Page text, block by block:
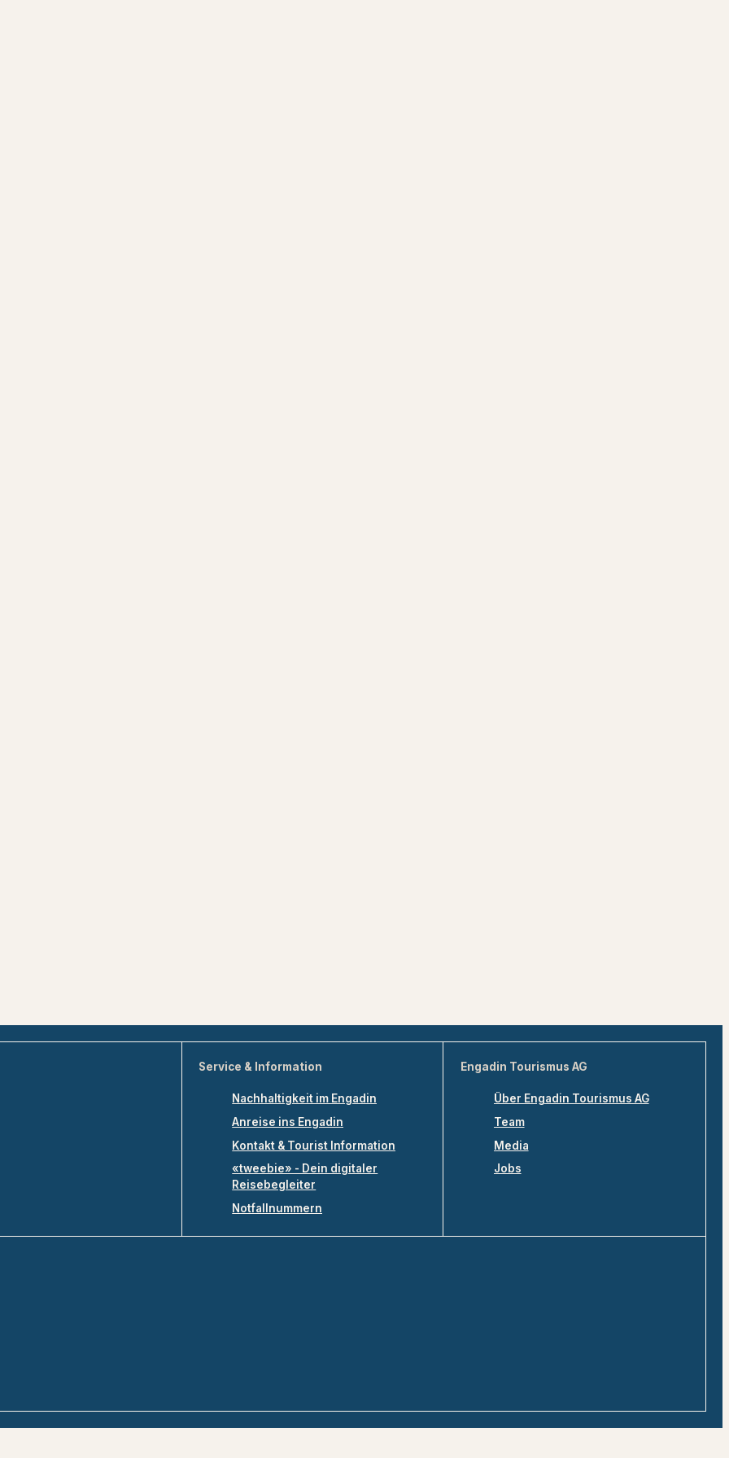
Service & Information
Nachhaltigkeit im Engadin
Anreise ins Engadin
Kontakt & Tourist Information
«tweebie» - Dein digitaler
Reisebegleiter
Notfallnummern
Engadin Tourismus AG
Über Engadin Tourismus AG
Team
Media
Jobs